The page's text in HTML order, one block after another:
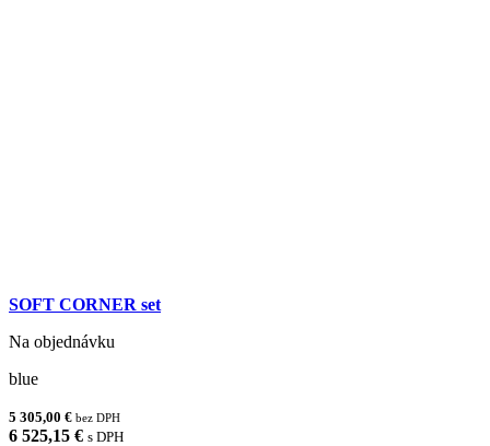
SOFT CORNER set
Na objednávku
blue
5 305,00 € bez DPH
6 525,15 € s DPH